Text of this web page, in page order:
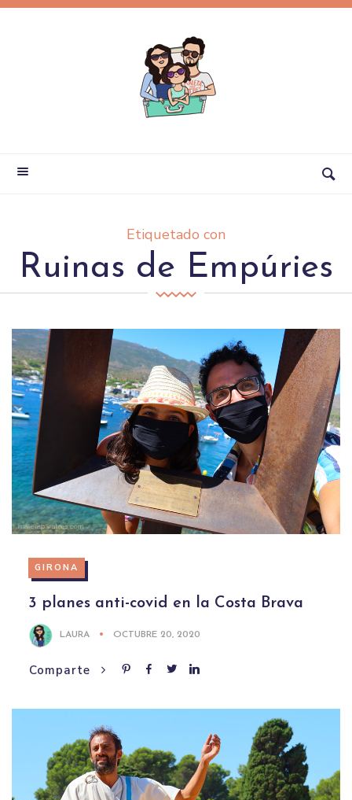
Etiquetado con
Ruinas de Empúries
GIRONA
3 planes anti-covid en la Costa Brava
LAURA OCTUBRE 20, 2020
Comparte